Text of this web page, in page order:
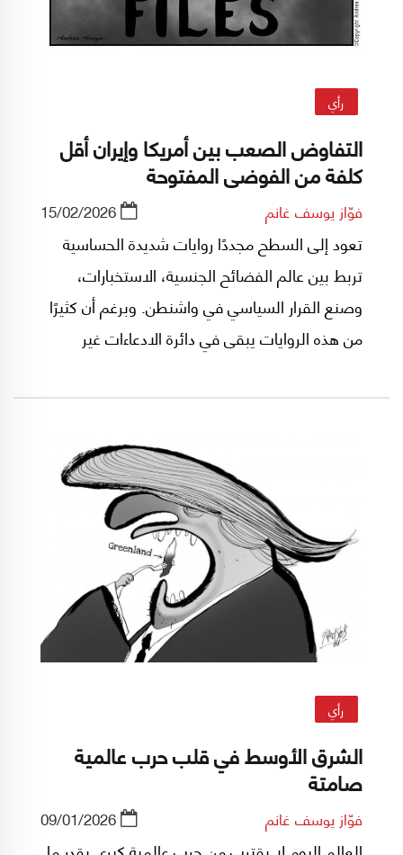
رأي
التفاوض الصعب بين أمريكا وإيران أقل
كلفة من الفوضى المفتوحة
فوّاز يوسف غانم 15/02/2026
تعود إلى السطح مجددًا روايات شديدة الحساسية
تربط بين عالم الفضائح الجنسية، الاستخبارات،
وصنع القرار السياسي في واشنطن. وبرغم أن كثيرًا
من هذه الروايات يبقى في دائرة الادعاءات غير
التوتر الجيوسياسي المحيط بملف إيران، والدور الذي
رأي
الشرق الأوسط في قلب حرب عالمية
صامتة
فوّاز يوسف غانم 09/01/2026